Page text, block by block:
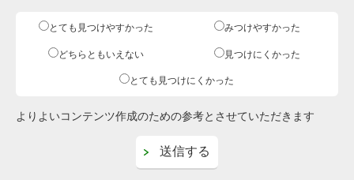
とても見つけやすかった みつけやすかった
どちらともいえない 見つけにくかった
とても見つけにくかった
よりよいコンテンツ作成のための参考とさせていただきます